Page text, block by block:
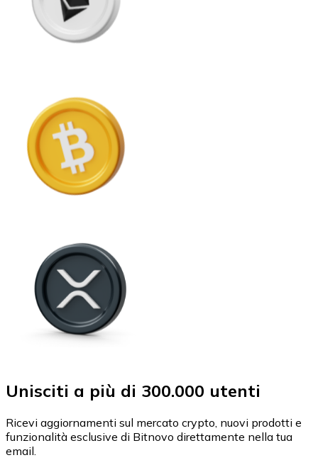
Unisciti a più di 300.000 utenti
Ricevi aggiornamenti sul mercato crypto, nuovi prodotti e
funzionalità esclusive di Bitnovo direttamente nella tua
email.